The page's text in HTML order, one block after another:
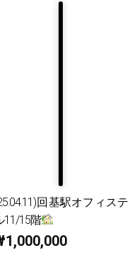
回基駅オフィステ
11/15階
1,000,000